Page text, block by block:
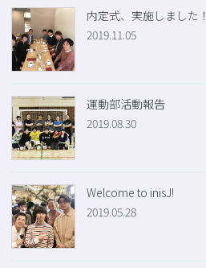
内定式、実施しました！
2019.11.05
運動部活動報告
2019.08.30
Welcome to inisJ!
2019.05.28